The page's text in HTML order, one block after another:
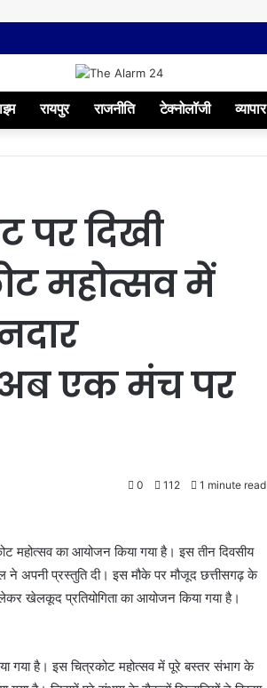
रायपुर राजनीति टेक्नोलॉजी व्यापार
पर दिखी
महोत्सव में
एक मंच पर
0 112 1 minute read
महोत्सव का आयोजन किया गया है। इस तीन दिवसीय
ने अपनी प्रस्तुति दी। इस मौके पर मौजूद छत्तीसगढ़ के
खेलकूद प्रतियोगिता का आयोजन किया गया है।
गया है। इस चित्रकोट महोत्सव में पूरे बस्तर संभाग के